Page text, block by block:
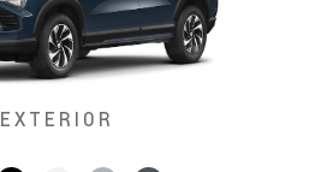
EXTERIOR